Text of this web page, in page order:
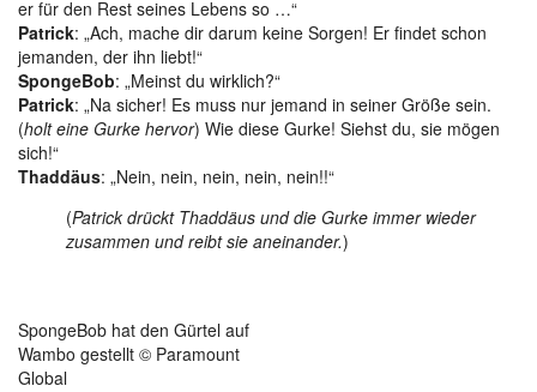
er für den Rest seines Lebens so …“
Patrick: „Ach, mache dir darum keine Sorgen! Er findet schon
jemanden, der ihn liebt!“
SpongeBob: „Meinst du wirklich?“
Patrick: „Na sicher! Es muss nur jemand in seiner Größe sein.
(holt eine Gurke hervor) Wie diese Gurke! Siehst du, sie mögen
sich!“
Thaddäus: „Nein, nein, nein, nein, nein!!“
(Patrick drückt Thaddäus und die Gurke immer wieder
zusammen und reibt sie aneinander.)
SpongeBob hat den Gürtel auf
Wambo gestellt © Paramount
Global